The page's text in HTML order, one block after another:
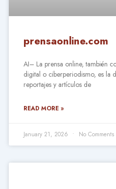
prensaonline.com
AI– La prensa online, también
digital o ciberperiodismo, es la
reportajes y artículos de
READ MORE »
January 21, 2026 No Comments